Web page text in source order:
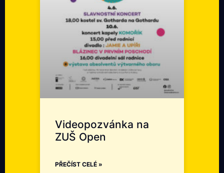
Videopozvánka na
ZUŠ Open
PŘEČÍST CELÉ »